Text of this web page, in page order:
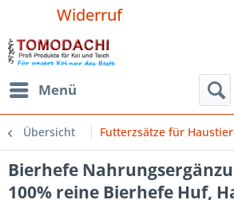
Widerruf
Menü
Übersicht Futterzsätze für
Bierhefe
100% reine Bierhefe Huf,